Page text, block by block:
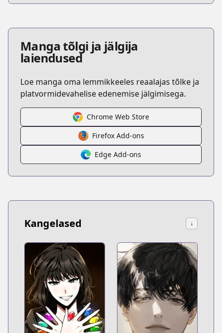
Manga tõlgi ja jälgija
laiendused
Loe manga oma lemmikkeeles reaalajas tõlke ja
platvormidevahelise edenemise jälgimisega.
Chrome Web Store
Firefox Add-ons
Edge Add-ons
Kangelased ↓